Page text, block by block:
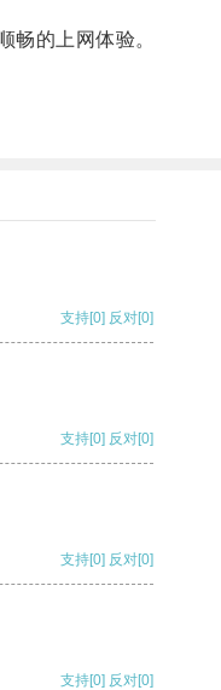
的上网体验。
支持[0] 反对[0]
支持[0] 反对[0]
支持[0] 反对[0]
支持[0] 反对[0]